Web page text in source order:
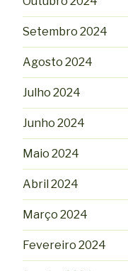
Setembro 2024
Agosto 2024
Julho 2024
Junho 2024
Maio 2024
Abril 2024
Março 2024
Fevereiro 2024